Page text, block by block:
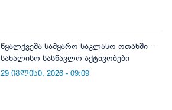
წყალქვეშა სამყარო საკლასო ოთახში –
სახალისო სასწავლო აქტივობები
29 ივლისი, 2026 - 09:09